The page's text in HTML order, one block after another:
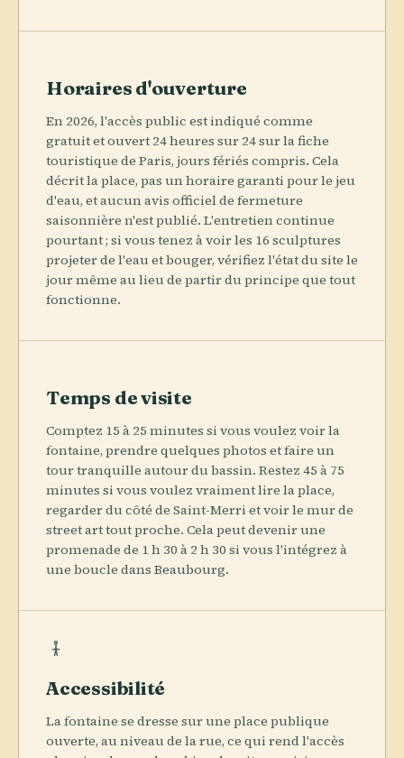
Horaires d'ouverture
En 2026, l'accès public est indiqué comme
gratuit et ouvert 24 heures sur 24 sur la fiche
touristique de Paris, jours fériés compris. Cela
décrit la place, pas un horaire garanti pour le jeu
d'eau, et aucun avis officiel de fermeture
saisonnière n'est publié. L'entretien continue
pourtant ; si vous tenez à voir les 16 sculptures
projeter de l'eau et bouger, vérifiez l'état du site le
jour même au lieu de partir du principe que tout
fonctionne.
Temps de visite
Comptez 15 à 25 minutes si vous voulez voir la
fontaine, prendre quelques photos et faire un
tour tranquille autour du bassin. Restez 45 à 75
minutes si vous voulez vraiment lire la place,
regarder du côté de Saint-Merri et voir le mur de
street art tout proche. Cela peut devenir une
promenade de 1 h 30 à 2 h 30 si vous l'intégrez à
une boucle dans Beaubourg.
Accessibilité
La fontaine se dresse sur une place publique
ouverte, au niveau de la rue, ce qui rend l'accès